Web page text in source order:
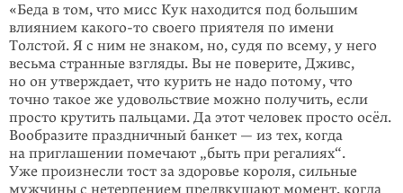
«Беда в том, что мисс Кук находится под большим
влия­нием какого-то своего приятеля по имени
Толстой. Я с ним не знаком, но, судя по всему, у него
весьма странные взгля­ды. Вы не поверите, Дживс,
но он утверждает, что курить не надо потому, что
точно такое же удовольствие можно получить, если
просто крутить пальцами. Да этот человек просто осёл.
Вообразите праздничный банкет — из тех, когда
на приглашении помечают „быть при регалиях“.
Уже про­изнес­ли тост за здоровье короля, сильные